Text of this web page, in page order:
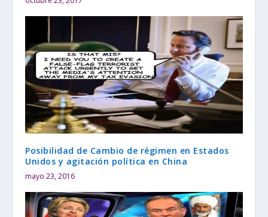
Posibilidad de Cambio de régimen en Estados
Unidos y agitación política en China
mayo 23, 2016